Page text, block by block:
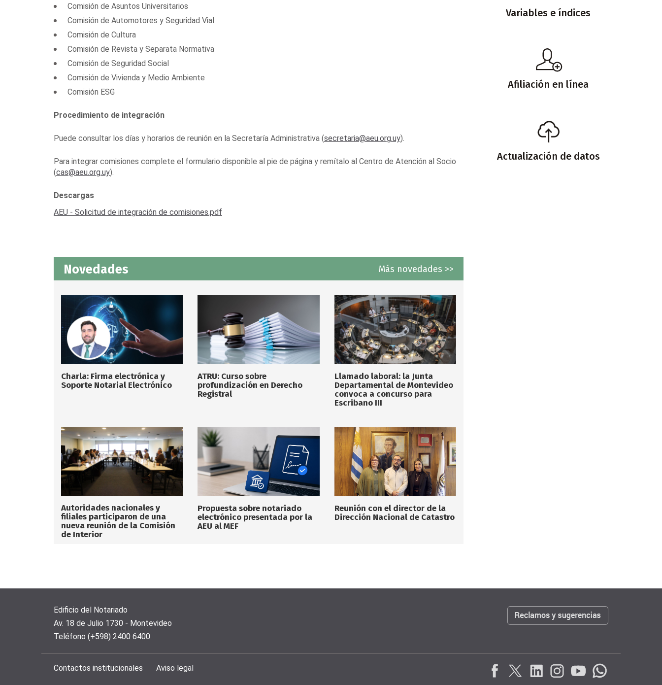
Comisión de Asuntos Universitarios
Comisión de Automotores y Seguridad Vial
Comisión de Cultura
Comisión de Revista y Separata Normativa
Comisión de Seguridad Social
Comisión de Vivienda y Medio Ambiente
Comisión ESG
Procedimiento de integración
Puede consultar los días y horarios de reunión en la Secretaría Administrativa (secretaria@aeu.org.uy).
Para integrar comisiones complete el formulario disponible al pie de página y remítalo al Centro de Atención al Socio
(cas@aeu.org.uy).
Descargas
AEU - Solicitud de integración de comisiones.pdf
Novedades Más novedades >>
Charla: Firma electrónica y
Soporte Notarial Electrónico
ATRU: Curso sobre
profundización en Derecho
Registral
Llamado laboral: la Junta
Departamental de Montevideo
convoca a concurso para
Escribano III
Autoridades nacionales y
filiales participaron de una
nueva reunión de la Comisión
de Interior
Propuesta sobre notariado
electrónico presentada por la
AEU al MEF
Reunión con el director de la
Dirección Nacional de Catastro
Variables e índices
Afiliación en línea
Actualización de datos
Edificio del Notariado
Av. 18 de Julio 1730 - Montevideo
Teléfono (+598) 2400 6400
Contactos institucionales Aviso legal